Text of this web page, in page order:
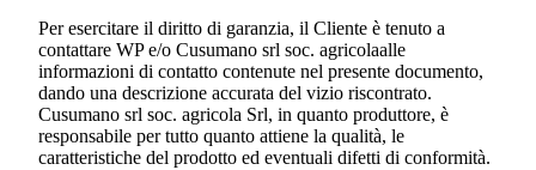
Per esercitare il diritto di garanzia, il Cliente è tenuto a
contattare WP e/o Cusumano srl soc. agricolaalle
informazioni di contatto contenute nel presente documento,
dando una descrizione accurata del vizio riscontrato.
Cusumano srl soc. agricola Srl, in quanto produttore, è
responsabile per tutto quanto attiene la qualità, le
caratteristiche del prodotto ed eventuali difetti di conformità.